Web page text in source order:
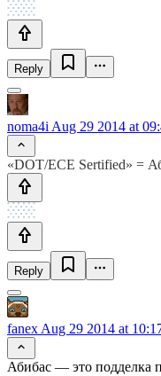
Reply
noma4i Aug 29 2014 at
«DOT/ECE Sertified» =
Reply
fanex Aug 29 2014 at
Абибас — это подделка